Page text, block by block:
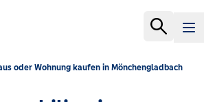
oder Wohnung kaufen in Mönchengladbach